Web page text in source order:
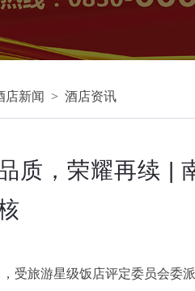
店新闻 >酒店资讯
质，荣耀再续 |
受旅游星级饭店评定委员会委